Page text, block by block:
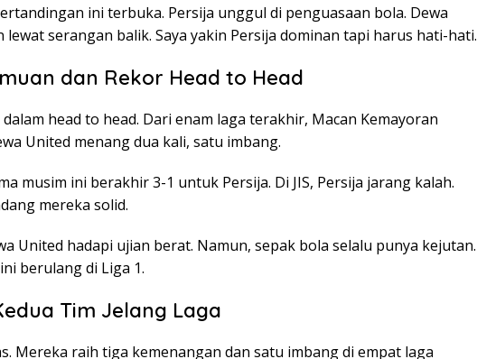
ini terbuka. Persija unggul di penguasaan bola. Dewa
lewat serangan balik. Saya yakin Persija dominan tapi harus hati-hati.
dan Rekor Head to Head
head to head. Dari enam laga terakhir, Macan Kemayoran
United menang dua kali, satu imbang.
musim ini berakhir 3-1 untuk Persija. Di JIS, Persija jarang kalah.
mereka solid.
United hadapi ujian berat. Namun, sepak bola selalu punya kejutan.
berulang di Liga 1.
Tim Jelang Laga
Mereka raih tiga kemenangan dan satu imbang di empat laga